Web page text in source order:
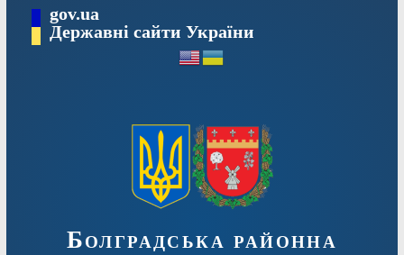
Перейтиgov.ua
Державні сайти України
Болградська районна